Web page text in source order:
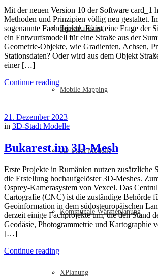
Fernerkundung
Mobile Mapping
3D-Stadt Modelle
Kommunale Wärmeplanung
XPlanung
Mit der neuen Version 10 der Software card_1
Methoden und Prinzipien völlig neu gestaltet.
sogenannte Fachobjekte. Es ist eine Frage der
ein Entwurfsmodell für eine Straße aus der
Geometrie-Objekte, wie Gradienten, Achsen,
Stationsdaten? Oder wird aus dem Objekt
einer […]
Continue reading
21. Dezember 2023
in 3D-Stadt Modelle
Bukarest im 3D-Mesh
Erste Projekte in Rumänien nutzen zusätzliche
die Erstellung hochaufgelöster 3D-Meshes.
Osprey-Kamerasystem von Vexcel. Das
Cartografie (CNC) ist die zuständige Behörde
Geoinformation in dem südosteuropäischen
derzeit einige Fachprojekte um, die den Stand
Geodäsie, Photogrammetrie und Kartographie
[…]
Continue reading